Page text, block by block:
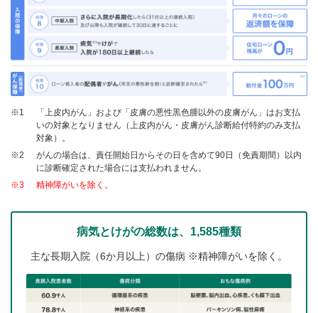
※1
「上皮内がん」および「皮膚の悪性黒色腫以外の皮膚がん」はお支払
いの対象となりません（上皮内がん・皮膚がん診断給付特約のみ支払
対象）。
※2
がんの場合は、責任開始日からその日を含めて90日（免責期間）以内
に診断確定された場合には支払われません。
※3
精神障がいを除く。
病気とけがの総数は、1,585種類
主な長期入院（6か月以上）の傷病 ※精神障がいを除く。